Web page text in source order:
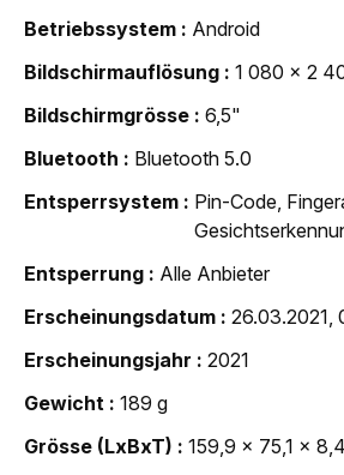
Betriebssystem
Android
Bildschirmauflösung
1 080 x 2
Bildschirmgrösse
6,5"
Bluetooth
Bluetooth 5.0
Entsperrsystem
Pin-Code,
Entsperrung
Alle Anbieter
Erscheinungsdatum
26.03.2021,
Erscheinungsjahr
2021
Gewicht
189 g
Grösse (LxBxT)
159,9 x 75,1 x